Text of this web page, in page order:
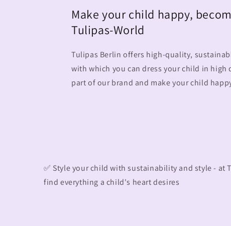
Make your child happy,
Tulipas-World
Tulipas Berlin offers high-quality,
with which you can dress your child in high
part of our brand and make your child
✅ Style your child with sustainability and style - at
find everything a child's heart desires